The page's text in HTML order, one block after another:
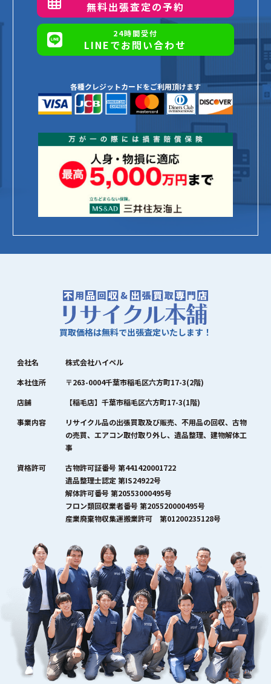
無料出張査定の予約
24時間受付
LINEでお問い合わせ
各種クレジットカードをご利用頂けます
買取価格は無料で出張査定いたします！
会社名
株式会社ハイペル
本社住所
〒263-0004千葉市稲毛区六方町17-3(2階)
店舗
【稲毛店】千葉市稲毛区六方町17-3(1階)
事業内容
リサイクル品の出張買取及び販売、不用品の回収、古物
の売買、エアコン取付取り外し、遺品整理、建物解体工
事
資格許可
古物許可証番号 第441420001722
遺品整理士認定 第IS24922号
解体許可番号 第20553000495号
フロン類回収業者番号 第205520000495号
産業廃棄物収集運搬業許可 第01200235128号